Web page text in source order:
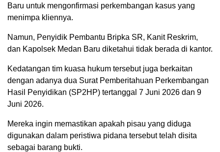
Baru untuk mengonfirmasi perkembangan kasus yang
menimpa kliennya.
Namun, Penyidik Pembantu Bripka SR, Kanit Reskrim,
dan Kapolsek Medan Baru diketahui tidak berada di kantor.
Kedatangan tim kuasa hukum tersebut juga berkaitan
dengan adanya dua Surat Pemberitahuan Perkembangan
Hasil Penyidikan (SP2HP) tertanggal 7 Juni 2026 dan 9
Juni 2026.
Mereka ingin memastikan apakah pisau yang diduga
digunakan dalam peristiwa pidana tersebut telah disita
sebagai barang bukti.